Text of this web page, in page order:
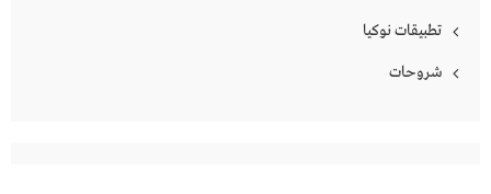
تطبيقات نوكيا
شروحات